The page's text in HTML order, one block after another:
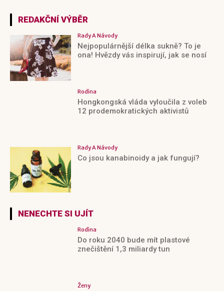
REDAKČNÍ VÝBĚR
Rady A Návody
Nejpopulárnější délka sukně? To je
ona! Hvězdy vás inspirují, jak se nosí
Rodina
Hongkongská vláda vyloučila z voleb
12 prodemokratických aktivistů
Rady A Návody
Co jsou kanabinoidy a jak fungují?
NENECHTE SI UJÍT
Rodina
Do roku 2040 bude mít plastové
znečištění 1,3 miliardy tun
Ženy